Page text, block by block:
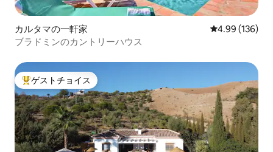
カルタマの一軒家 レビュー136
4.99 (136)
ブラドミンのカントリーハウス
大好評のゲストチョイスです。
ゲストチョイス